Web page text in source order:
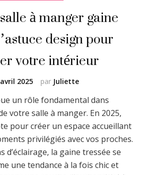
à manger gaine
design pour
votre intérieur
par Juliette
2025
un rôle fondamental dans
votre salle à manger. En 2025,
pour créer un espace accueillant
privilégiés avec vos proches.
d’éclairage, la gaine tressée se
une tendance à la fois chic et